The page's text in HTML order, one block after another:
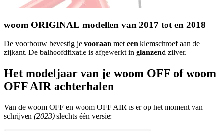
woom ORIGINAL-modellen van 2017 tot en 2018
De voorbouw bevestig je vooraan met een klemschroef aan de
zijkant. De balhoofdfixatie is afgewerkt in glanzend zilver.
Het modeljaar van je woom OFF of woom
OFF AIR achterhalen
Van de woom OFF en woom OFF AIR is er op het moment van
schrijven (2023) slechts één versie: